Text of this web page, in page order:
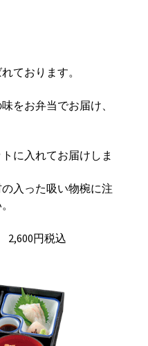
ております。
をお弁当でお届け、
に入れてお届けしま
入った吸い物椀に注
2,600円税込